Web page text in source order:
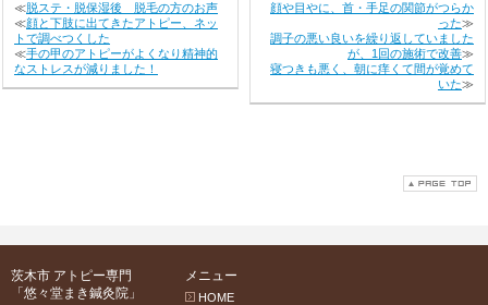
≪脱ステ・脱保湿後 脱毛の方のお声
≪顔と下肢に出てきたアトピー、ネッ
トで調べつくした
≪手の甲のアトピーがよくなり精神的
なストレスが減りました！
顔や目やに、首・手足の関節がつらか
った≫
調子の悪い良いを繰り返していました
が、1回の施術で改善≫
寝つきも悪く、朝に痒くて間が覚めて
いた≫
茨木市 アトピー専門
「悠々堂まき鍼灸院」
メニュー
HOME